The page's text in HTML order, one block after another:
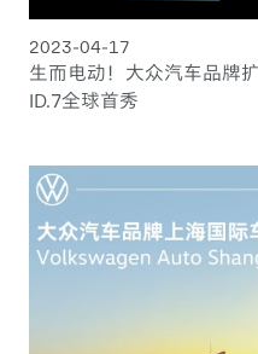
2023-04-17
生而电动！大众汽车品牌
ID.7全球首秀